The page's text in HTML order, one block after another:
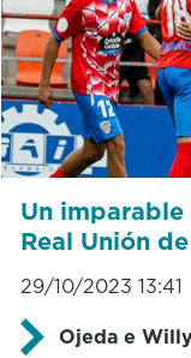
Un
Real Unión
29/10/2023 13:41
Ojeda e